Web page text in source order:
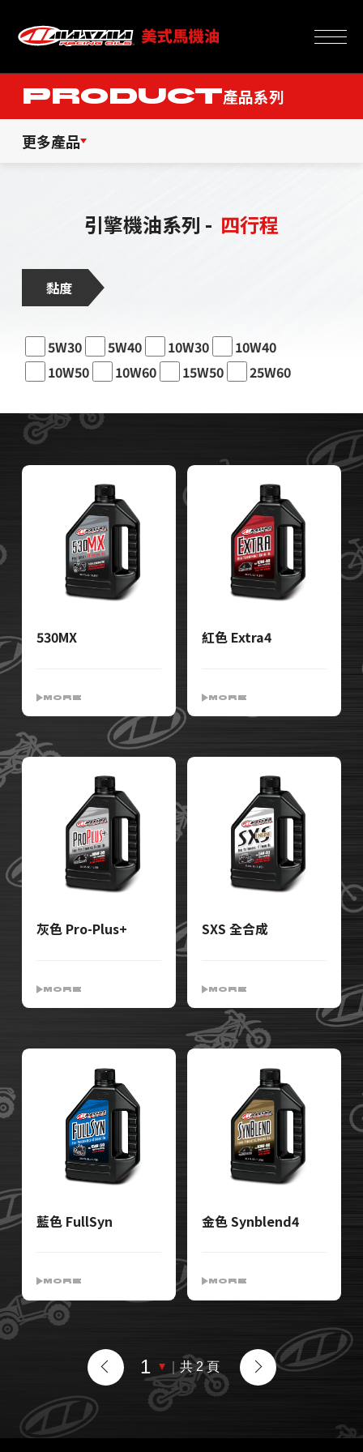
PRODUCT產品系列
更多產品
引擎機油系列 - 四行程
黏度
5W30 5W40 10W30
10W40
10W50
10W60 15W50 25W60
530MX
MORE
紅色 Extra4
MORE
灰色 Pro-Plus+
MORE
SXS 全合成
MORE
藍色 FullSyn
MORE
金色 Synblend4
MORE
共 2 頁